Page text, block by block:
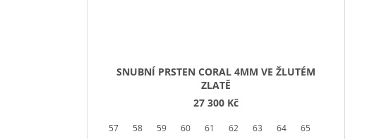
SNUBNÍ PRSTEN CORAL 4MM VE ŽLUTÉM
ZLATĚ
27 300 Kč
57 58 59 60 61 62 63 64 65